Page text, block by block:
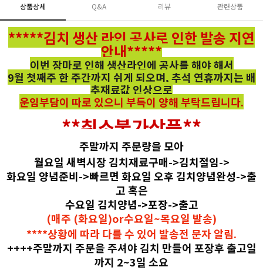
상품상세 Q&A 리뷰 관련상품
*****김치 생산 라인 공사로 인한 발송 지연
안내*****
이번 장마로 인해 생산라인에 공사를 해야 해서
9월 첫째주 한 주간까지 쉬게 되오며, 추석 연휴까지는 배
추재료값 인상으로
운임부담이 따로 있으니 부득이 양해 부탁드립니다.
**취소불가상품**
주말까지 주문량을 모아
월요일 새벽시장 김치재료구매->김치절임->
화요일 양념준비->빠르면 화요일 오후 김치양념완성->출
고 혹은
수요일 김치양념->포장->출고
(매주 (화요일)or수요일~목요일 발송)
****상황에 따라 다를 수 있어 발송전 문자 알림.
++++주말까지 주문을 주셔야 김치 만들어 포장후 출고일
까지 2~3일 소요